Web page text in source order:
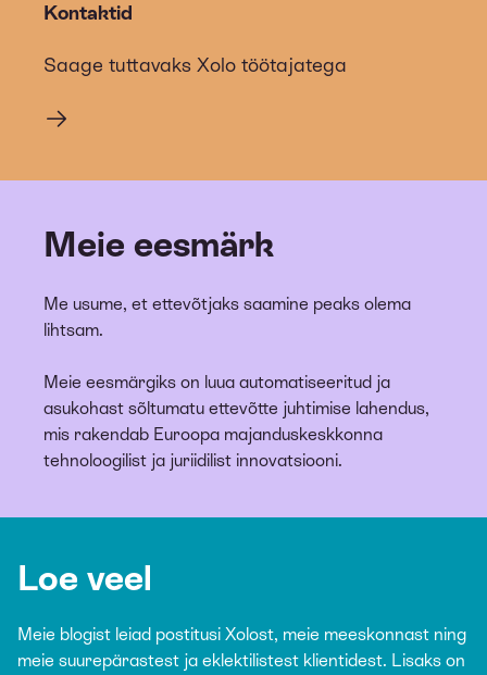
Kontaktid
Saage tuttavaks Xolo töötajatega
Meie eesmärk
Me usume, et ettevõtjaks saamine peaks olema
lihtsam.
Meie eesmärgiks on luua automatiseeritud ja
asukohast sõltumatu ettevõtte juhtimise lahendus,
mis rakendab Euroopa majanduskeskkonna
tehnoloogilist ja juriidilist innovatsiooni.
Loe veel
Meie blogist leiad postitusi Xolost, meie meeskonnast ning
meie suurepärastest ja eklektilistest klientidest. Lisaks on